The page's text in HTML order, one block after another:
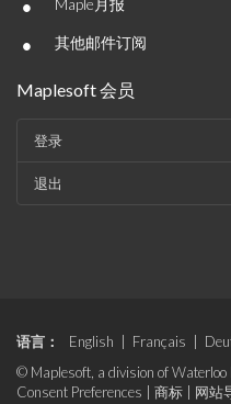
• Maple月报
• 其他邮件订阅
Maplesoft 会员
登录
退出
语言： English Français
© Maplesoft, a division of
Consent Preferences
商标 网站